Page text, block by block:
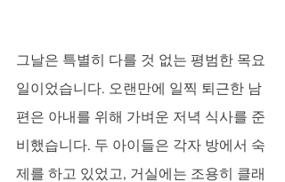
그날은 특별히 다를 것 없는 평범한 목요
일이었습니다. 오랜만에 일찍 퇴근한 남
편은 아내를 위해 가벼운 저녁 식사를 준
비했습니다. 두 아이들은 각자 방에서 숙
제를 하고 있었고, 거실에는 조용히 클래